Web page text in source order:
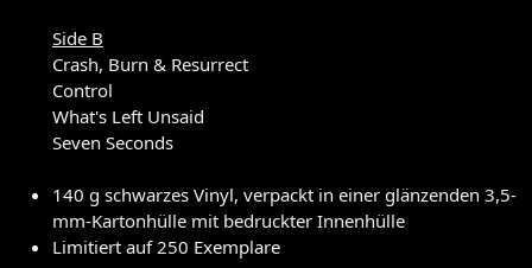
Side B
Crash, Burn & Resurrect
Control
What's Left Unsaid
Seven Seconds
140 g schwarzes Vinyl, verpackt in einer glänzenden 3,5-
mm-Kartonhülle mit bedruckter Innenhülle
Limitiert auf 250 Exemplare